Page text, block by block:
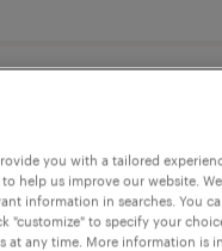
）
ルリモート(完全在宅),
you with a tailored
help us improve our website.
information in searches. You
"customize" to specify your
at any time. More information is